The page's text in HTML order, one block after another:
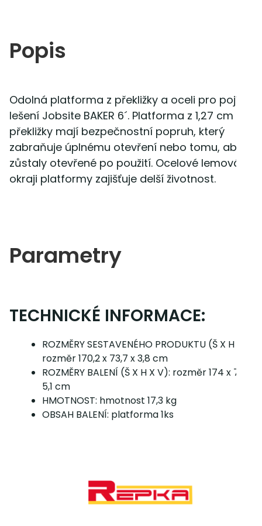
Popis
Odolná platforma z překližky a oceli pro
lešení Jobsite BAKER 6´. Platforma z 1,27 cm silné
překližky mají bezpečnostní popruh, který
zabraňuje úplnému otevření nebo tomu, aby
zůstaly otevřené po použití. Ocelové lemování
okraji platformy zajišťuje delší životnost.
Parametry
TECHNICKÉ INFORMACE:
ROZMĚRY SESTAVENÉHO PRODUKTU (Š X H X V):
rozměr 170,2 x 73,7 x 3,8 cm
ROZMĚRY BALENÍ (Š X H X V): rozměr 174 x 77,5 x
5,1 cm
HMOTNOST: hmotnost 17,3 kg
OBSAH BALENÍ: platforma 1ks